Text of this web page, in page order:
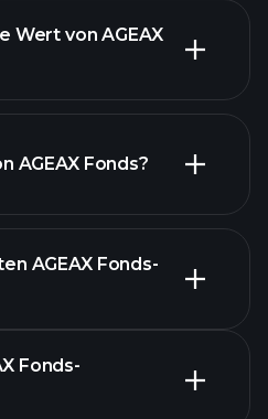
Wert von AGEAX
Chart
AGEAX Fonds?
AGEAX Fonds-
Fonds-